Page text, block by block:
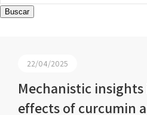
Buscar
22/04/2025
Mechanistic
effects of curcumin